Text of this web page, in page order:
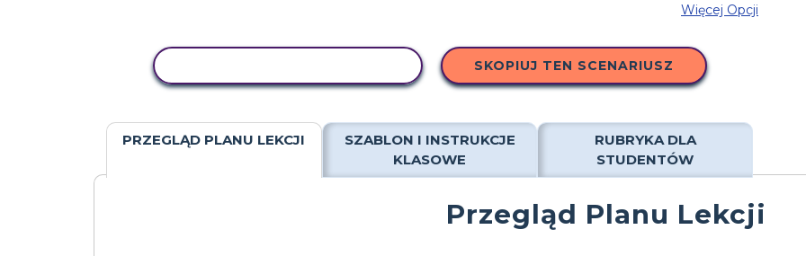
Więcej Opcji
SKOPIUJ TEN SCENARIUSZ
PRZEGLĄD PLANU LEKCJI
SZABLON I INSTRUKCJE
KLASOWE
RUBRYKA DLA
STUDENTÓW
Przegląd Planu Lekcji